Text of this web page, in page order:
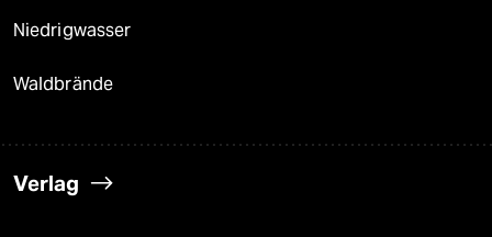
Niedrigwasser
Waldbrände
Verlag